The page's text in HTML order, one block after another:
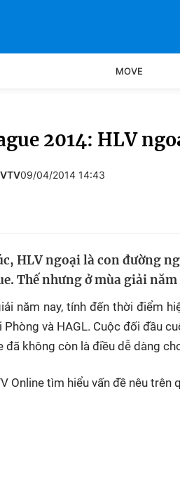
MOVE
2014: HLV
09/04/2014 14:43
HLV ngoại là con đường
Thế nhưng ở mùa giải
năm nay, tính đến thời điểm
Phòng và HAGL. Cuộc đối đầu
đã không còn là điều dễ dàng
Online tìm hiểu vấn đề nêu trên